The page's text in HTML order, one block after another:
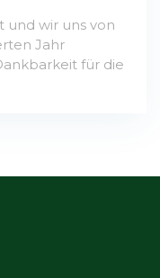
und wir uns von
Jahr
für die